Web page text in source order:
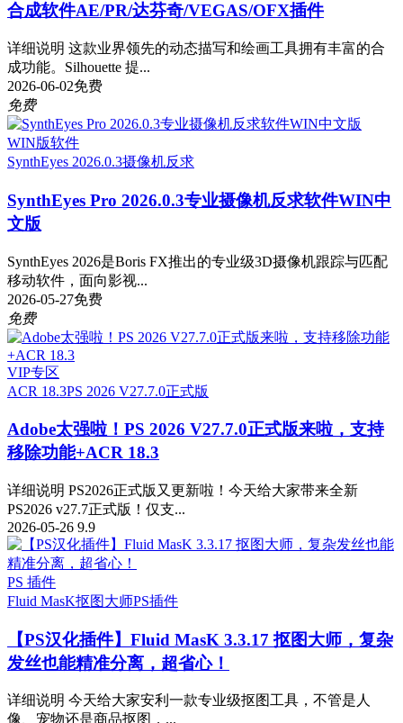
合成软件AE/PR/达芬奇/VEGAS/OFX插件
详细说明 这款业界领先的动态描写和绘画工具拥有丰富的合
成功能。Silhouette 提...
2026-06-02免费
免费
WIN版软件
SynthEyes 2026.0.3摄像机反求
SynthEyes Pro 2026.0.3专业摄像机反求软件WIN中
文版
SynthEyes 2026是Boris FX推出的专业级3D摄像机跟踪与匹配
移动软件，面向影视...
2026-05-27免费
免费
VIP专区
ACR 18.3PS 2026 V27.7.0正式版
Adobe太强啦！PS 2026 V27.7.0正式版来啦，支持
移除功能+ACR 18.3
详细说明 PS2026正式版又更新啦！今天给大家带来全新
PS2026 v27.7正式版！仅支...
2026-05-26 9.9
PS 插件
Fluid MasK抠图大师PS插件
【PS汉化插件】Fluid MasK 3.3.17 抠图大师，复杂
发丝也能精准分离，超省心！
详细说明 今天给大家安利一款专业级抠图工具，不管是人
像、宠物还是商品抠图，...